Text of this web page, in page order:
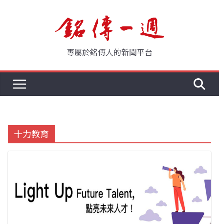
專屬於銘傳人的新聞平台
十力教育